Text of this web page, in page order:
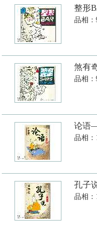
整形
品相：
煞有
品相：
论语
品相：
孔子
品相：